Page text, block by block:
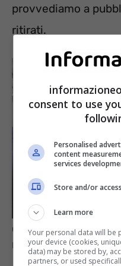
provvediamo a
ritirati.
Gli esami di laboratorio
InformazioneOggi.it
consent to use
Personalised
content
services
Store and/or
Learn more
Your personal data will be
your device (cookies,
data) may be stored by,
partners, or used